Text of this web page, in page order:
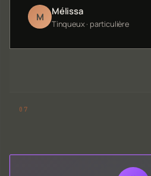
M Mélissa
Tinqueux · particulière